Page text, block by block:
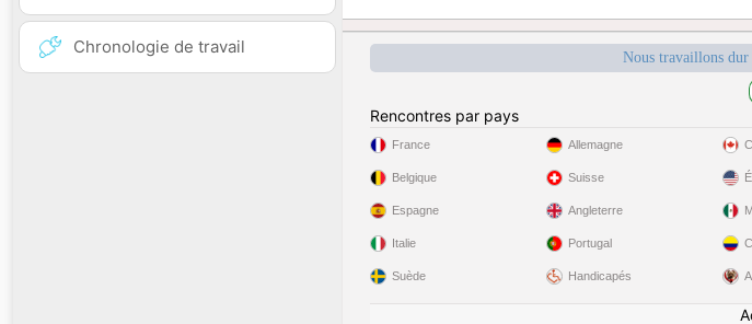
Chronologie de travail
Nous travaillons
Rencontres par pays
France
Belgique
Espagne
Italie
Suède
Allemagne
Suisse
Angleterre
Portugal
Handicapés